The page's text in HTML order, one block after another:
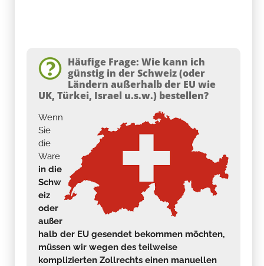
Häufige Frage: Wie kann ich
günstig in der Schweiz (oder
Ländern außerhalb der EU wie
UK, Türkei, Israel u.s.w.) bestellen?
Wenn
Sie
die
Ware
in die
Schw
eiz
oder
außer
halb der EU gesendet bekommen möchten,
müssen wir wegen des teilweise
komplizierten Zollrechts einen manuellen